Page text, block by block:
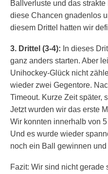
Ballverluste und das
diese Chancen gnadenlos
diesem Drittel hatten wir
3. Drittel (3-4): In dieses
ganz anders starten. Aber
Unihockey-Glück nicht
wieder zwei Gegentore.
Timeout. Kurze Zeit später,
Jetzt wurden wir das erste
Wir konnten innerhalb von
Und es wurde wieder
noch ein Ball gewinnen
Fazit: Wir sind nicht